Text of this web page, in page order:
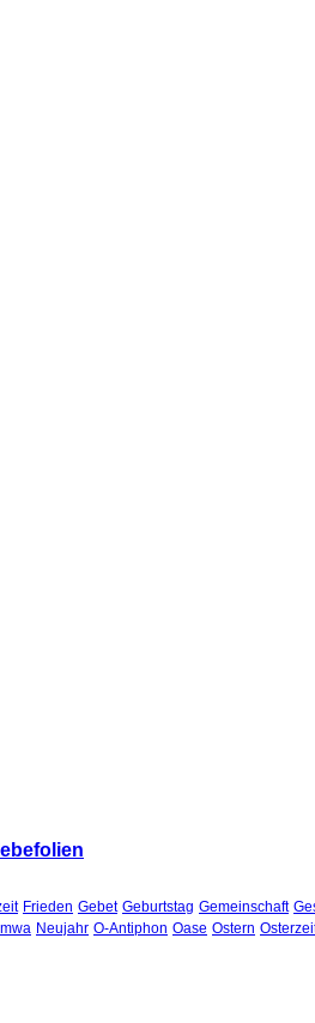
Frieden Gebet Geburtstag Gemeinschaft
Neujahr O-Antiphon Oase Ostern